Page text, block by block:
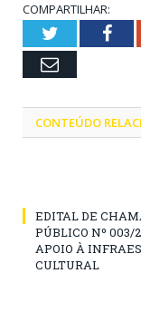
COMPARTILHAR:
Twitter
Email
CONTEÚDO
EDITAL DE
PÚBLICO Nº 003/
APOIO À
CULTURAL